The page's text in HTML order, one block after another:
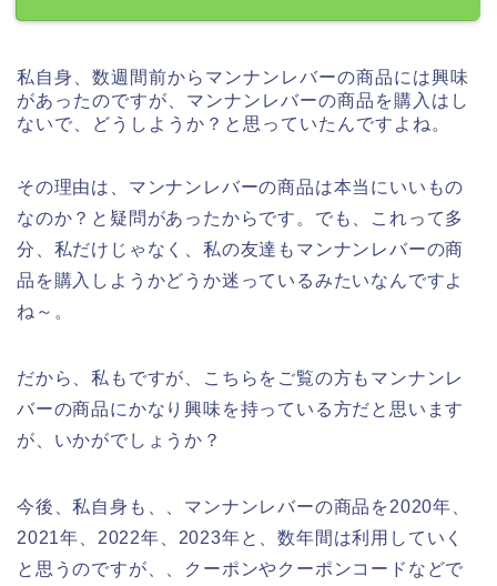
私自身、数週間前からマンナンレバーの商品には興味
があったのですが、マンナンレバーの商品を購入はし
ないで、どうしようか？と思っていたんですよね。
その理由は、マンナンレバーの商品は本当にいいもの
なのか？と疑問があったからです。でも、これって多
分、私だけじゃなく、私の友達もマンナンレバーの商
品を購入しようかどうか迷っているみたいなんですよ
ね～。
だから、私もですが、こちらをご覧の方もマンナンレ
バーの商品にかなり興味を持っている方だと思います
が、いかがでしょうか？
今後、私自身も、、マンナンレバーの商品を2020年、
2021年、2022年、2023年と、数年間は利用していく
と思うのですが、、クーポンやクーポンコードなどで